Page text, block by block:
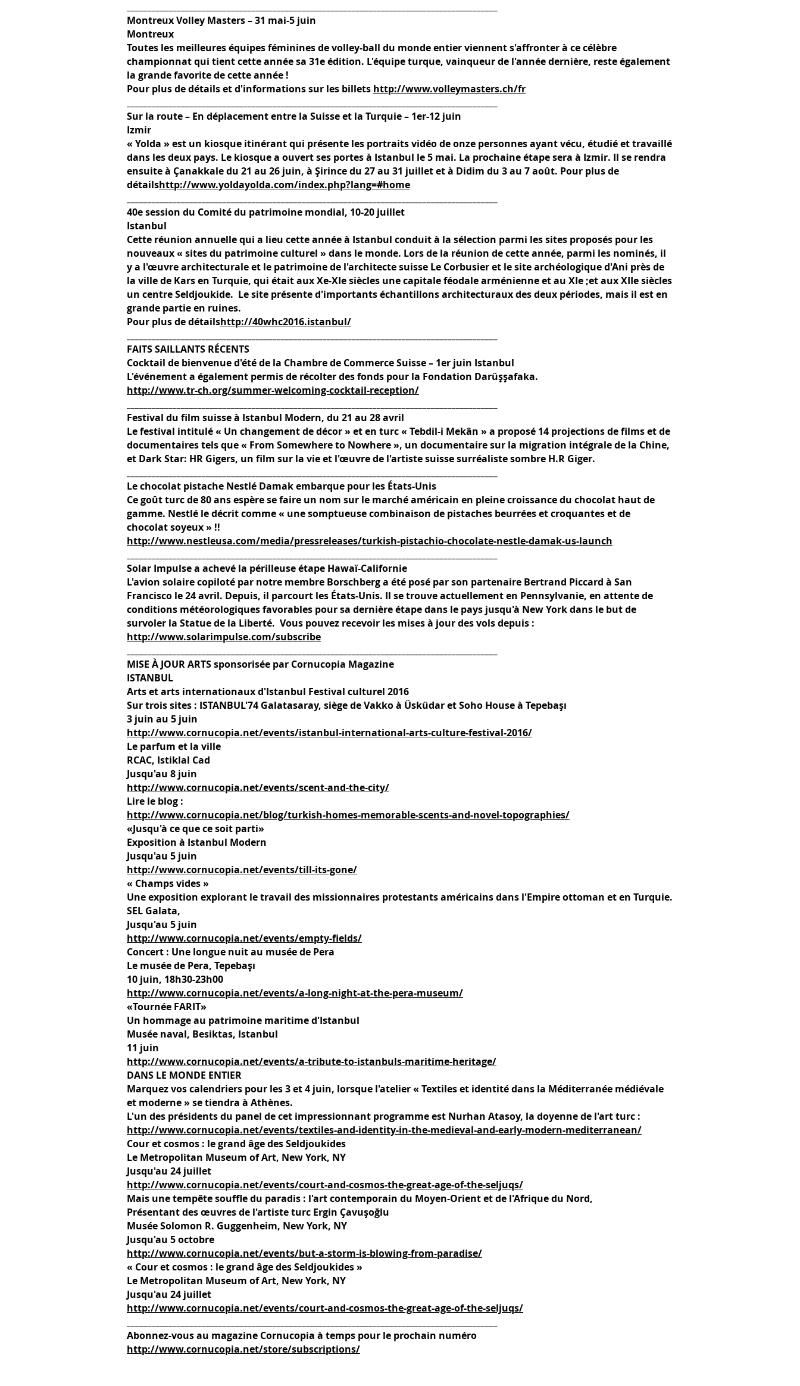
Montreux Volley Masters – 31 mai-5 juin
Montreux
Toutes les meilleures équipes féminines de volley-ball du monde entier viennent s'affronter à ce célèbre
championnat qui tient cette année sa 31e édition. L'équipe turque, vainqueur de l'année dernière, reste également
la grande favorite de cette année !
Pour plus de détails et d'informations sur les billets http://www.volleymasters.ch/fr
Sur la route – En déplacement entre la Suisse et la Turquie – 1er-12 juin
Izmir
« Yolda » est un kiosque itinérant qui présente les portraits vidéo de onze personnes ayant vécu, étudié et travaillé
dans les deux pays. Le kiosque a ouvert ses portes à Istanbul le 5 mai. La prochaine étape sera à Izmir. Il se rendra
ensuite à Çanakkale du 21 au 26 juin, à Şirince du 27 au 31 juillet et à Didim du 3 au 7 août. Pour plus de
détailshttp://www.yoldayolda.com/index.php?lang=#home
40e session du Comité du patrimoine mondial, 10-20 juillet
Istanbul
Cette réunion annuelle qui a lieu cette année à Istanbul conduit à la sélection parmi les sites proposés pour les
nouveaux « sites du patrimoine culturel » dans le monde. Lors de la réunion de cette année, parmi les nominés, il
y a l'œuvre architecturale et le patrimoine de l'architecte suisse Le Corbusier et le site archéologique d'Ani près de
la ville de Kars en Turquie, qui était aux Xe-XIe siècles une capitale féodale arménienne et au XIe ;et aux XIIe siècles
un centre Seldjoukide. Le site présente d'importants échantillons architecturaux des deux périodes, mais il est en
grande partie en ruines.
Pour plus de détailshttp://40whc2016.istanbul/
FAITS SAILLANTS RÉCENTS
Cocktail de bienvenue d'été de la Chambre de Commerce Suisse – 1er juin Istanbul
L'événement a également permis de récolter des fonds pour la Fondation Darüşşafaka.
http://www.tr-ch.org/summer-welcoming-cocktail-reception/
Festival du film suisse à Istanbul Modern, du 21 au 28 avril
Le festival intitulé « Un changement de décor » et en turc « Tebdil-i Mekân » a proposé 14 projections de films et de
documentaires tels que « From Somewhere to Nowhere », un documentaire sur la migration intégrale de la Chine,
et Dark Star: HR Gigers, un film sur la vie et l'œuvre de l'artiste suisse surréaliste sombre H.R Giger.
Le chocolat pistache Nestlé Damak embarque pour les États-Unis
Ce goût turc de 80 ans espère se faire un nom sur le marché américain en pleine croissance du chocolat haut de
gamme. Nestlé le décrit comme « une somptueuse combinaison de pistaches beurrées et croquantes et de
chocolat soyeux » !!
http://www.nestleusa.com/media/pressreleases/turkish-pistachio-chocolate-nestle-damak-us-launch
Solar Impulse a achevé la périlleuse étape Hawaï-Californie
L'avion solaire copiloté par notre membre Borschberg a été posé par son partenaire Bertrand Piccard à San
Francisco le 24 avril. Depuis, il parcourt les États-Unis. Il se trouve actuellement en Pennsylvanie, en attente de
conditions météorologiques favorables pour sa dernière étape dans le pays jusqu'à New York dans le but de
survoler la Statue de la Liberté. Vous pouvez recevoir les mises à jour des vols depuis :
http://www.solarimpulse.com/subscribe
MISE À JOUR ARTS sponsorisée par Cornucopia Magazine
ISTANBUL
Arts et arts internationaux d'Istanbul Festival culturel 2016
Sur trois sites : ISTANBUL'74 Galatasaray, siège de Vakko à Üsküdar et Soho House à Tepebaşı
3 juin au 5 juin
http://www.cornucopia.net/events/istanbul-international-arts-culture-festival-2016/
Le parfum et la ville
RCAC, Istiklal Cad
Jusqu'au 8 juin
http://www.cornucopia.net/events/scent-and-the-city/
Lire le blog :
http://www.cornucopia.net/blog/turkish-homes-memorable-scents-and-novel-topographies/
«Jusqu'à ce que ce soit parti»
Exposition à Istanbul Modern
Jusqu'au 5 juin
http://www.cornucopia.net/events/till-its-gone/
« Champs vides »
Une exposition explorant le travail des missionnaires protestants américains dans l'Empire ottoman et en Turquie.
SEL Galata,
Jusqu'au 5 juin
http://www.cornucopia.net/events/empty-fields/
Concert : Une longue nuit au musée de Pera
Le musée de Pera, Tepebaşı
10 juin, 18h30-23h00
http://www.cornucopia.net/events/a-long-night-at-the-pera-museum/
«Tournée FARIT»
Un hommage au patrimoine maritime d'Istanbul
Musée naval, Besiktas, Istanbul
11 juin
http://www.cornucopia.net/events/a-tribute-to-istanbuls-maritime-heritage/
DANS LE MONDE ENTIER
Marquez vos calendriers pour les 3 et 4 juin, lorsque l'atelier « Textiles et identité dans la Méditerranée médiévale
et moderne » se tiendra à Athènes.
L'un des présidents du panel de cet impressionnant programme est Nurhan Atasoy, la doyenne de l'art turc :
http://www.cornucopia.net/events/textiles-and-identity-in-the-medieval-and-early-modern-mediterranean/
Cour et cosmos : le grand âge des Seldjoukides
Le Metropolitan Museum of Art, New York, NY
Jusqu'au 24 juillet
http://www.cornucopia.net/events/court-and-cosmos-the-great-age-of-the-seljuqs/
Mais une tempête souffle du paradis : l'art contemporain du Moyen-Orient et de l'Afrique du Nord,
Présentant des œuvres de l'artiste turc Ergin Çavuşoğlu
Musée Solomon R. Guggenheim, New York, NY
Jusqu'au 5 octobre
http://www.cornucopia.net/events/but-a-storm-is-blowing-from-paradise/
« Cour et cosmos : le grand âge des Seldjoukides »
Le Metropolitan Museum of Art, New York, NY
Jusqu'au 24 juillet
http://www.cornucopia.net/events/court-and-cosmos-the-great-age-of-the-seljuqs/
Abonnez-vous au magazine Cornucopia à temps pour le prochain numéro
http://www.cornucopia.net/store/subscriptions/